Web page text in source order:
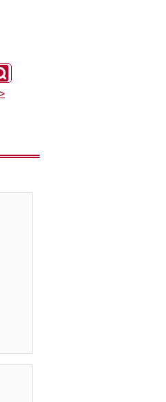
Chercher un expert